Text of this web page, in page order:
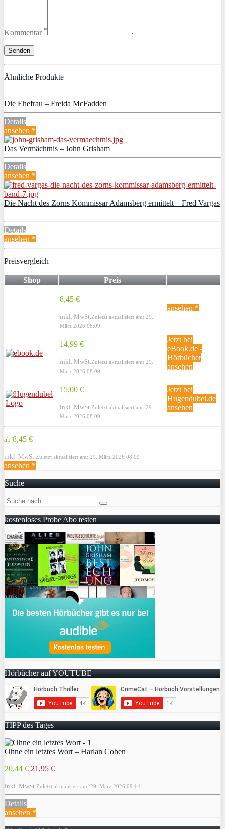
Kommentar *
Ähnliche Produkte
Die Ehefrau – Freida McFadden
Details
ansehen *
Das Vermächtnis – John Grisham
Details
ansehen *
Die Nacht des Zorns Kommissar Adamsberg ermittelt – Fred Vargas
Details
ansehen *
Preisvergleich
Shop Preis
8,45 €
inkl. MwSt. Zuletzt aktualisiert am: 29.
März 2026 08:09
ansehen *
14,99 €
inkl. MwSt. Zuletzt aktualisiert am: 29.
März 2026 08:09
Jetzt bei
eBook.de -
Hörbücher
ansehen
15,00 €
inkl. MwSt. Zuletzt aktualisiert am: 29.
März 2026 08:09
Jetzt bei
Hugendubel.de
ansehen
ab 8,45 €
inkl. MwSt. Zuletzt aktualisiert am: 29. März 2026 08:09
ansehen *
Suche
kostenloses Probe Abo testen
Hörbücher auf YOUTUBE
TIPP des Tages
Ohne ein letztes Wort – Harlan Coben
20,44 € 21,95 €
inkl. MwSt. Zuletzt aktualisiert am: 29. März 2026 09:14
Details
ansehen *